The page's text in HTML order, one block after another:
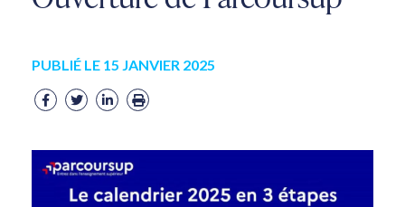
PUBLIÉ LE 15 JANVIER 2025